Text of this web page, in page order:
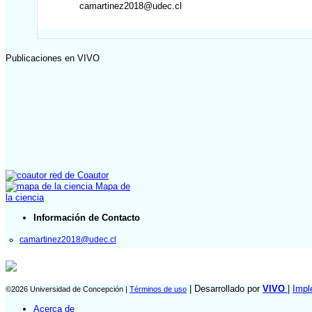
camartinez2018@udec.cl
Publicaciones en VIVO
red de Coautor
Mapa de
la ciencia
Información de Contacto
camartinez2018@udec.cl
©2026 Universidad de Concepción | Términos de uso | Desarrollado por VIVO
Acerca de